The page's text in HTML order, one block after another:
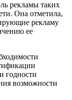
рекламы таких
Она отметила,
рекламу
ее
годности
возможности